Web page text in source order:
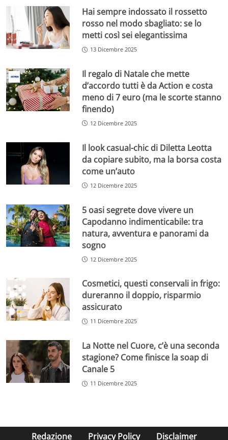
Hai sempre indossato il rossetto
rosso nel modo sbagliato: se lo
metti così sei elegantissima
13 Dicembre 2025
Il regalo di Natale che mette
d’accordo tutti è da Action e costa
meno di 7 euro (ma le scorte stanno
finendo)
12 Dicembre 2025
Il look casual-chic di Diletta Leotta
da copiare subito, ma la borsa costa
come un’auto
12 Dicembre 2025
5 oasi segrete dove vivere un
Capodanno indimenticabile: tra
natura, avventura e panorami da
sogno
12 Dicembre 2025
Cosmetici, questi conservali in frigo:
dureranno il doppio, risparmio
assicurato
11 Dicembre 2025
La Notte nel Cuore, c’è una seconda
stagione? Come finisce la soap di
Canale 5
11 Dicembre 2025
Redazione Privacy Policy Disclaimer